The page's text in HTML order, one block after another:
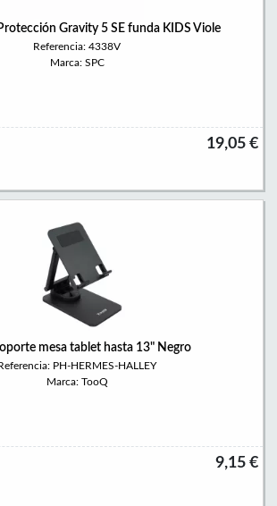
Gravity 5 SE funda KIDS Viole
Referencia: 4338V
Marca: SPC
19,05 €
mesa tablet hasta 13" Negro
PH-HERMES-HALLEY
Marca: TooQ
9,15 €